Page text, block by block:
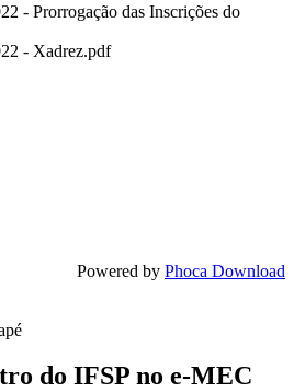
- Prorrogação das Inscrições do
- Xadrez.pdf
Powered by Phoca Download
do IFSP no e-MEC